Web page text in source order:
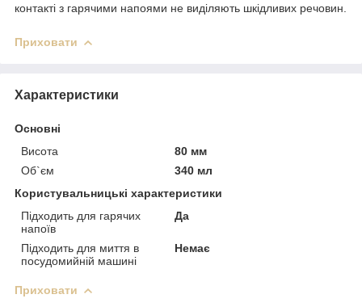
контакті з гарячими напоями не виділяють шкідливих речовин.
Приховати
Характеристики
Основні
Висота
80 мм
Об`єм
340 мл
Користувальницькі характеристики
Підходить для гарячих
напоїв
Да
Підходить для миття в
посудомийній машині
Немає
Приховати